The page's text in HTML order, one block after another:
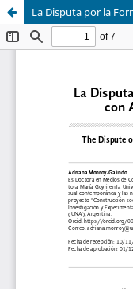
La Disputa por la